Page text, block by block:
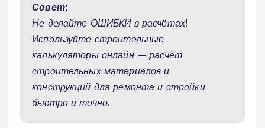
Совет:
Не делайте ОШИБКИ в расчётах!
Используйте строительные
калькуляторы онлайн — расчёт
строительных материалов и
конструкций для ремонта и стройки
быстро и точно.